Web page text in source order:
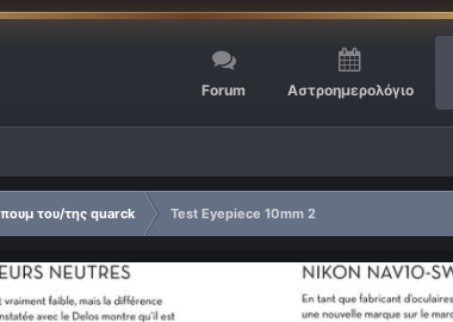
Forum Αστροημερολόγιο
του/της quarck
Test Eyepiece 10mm 2